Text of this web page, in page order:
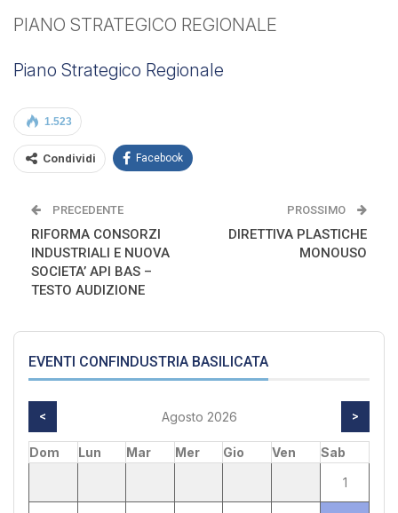
PIANO STRATEGICO REGIONALE
Piano Strategico Regionale
1.523
Condividi Facebook
PRECEDENTE
RIFORMA CONSORZI
INDUSTRIALI E NUOVA
SOCIETA’ API BAS –
TESTO AUDIZIONE
PROSSIMO
DIRETTIVA PLASTICHE
MONOUSO
EVENTI CONFINDUSTRIA BASILICATA
< Agosto 2026 >
Dom Lun Mar Mer Gio Ven
Sab
1